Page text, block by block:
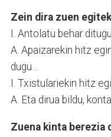
Zein dira zuen
I. Antolatu behar
A. Apaizarekin hitz
dugu…
I. Txistulariekin hitz
A. Eta dirua bildu,
Zuena kinta berezia